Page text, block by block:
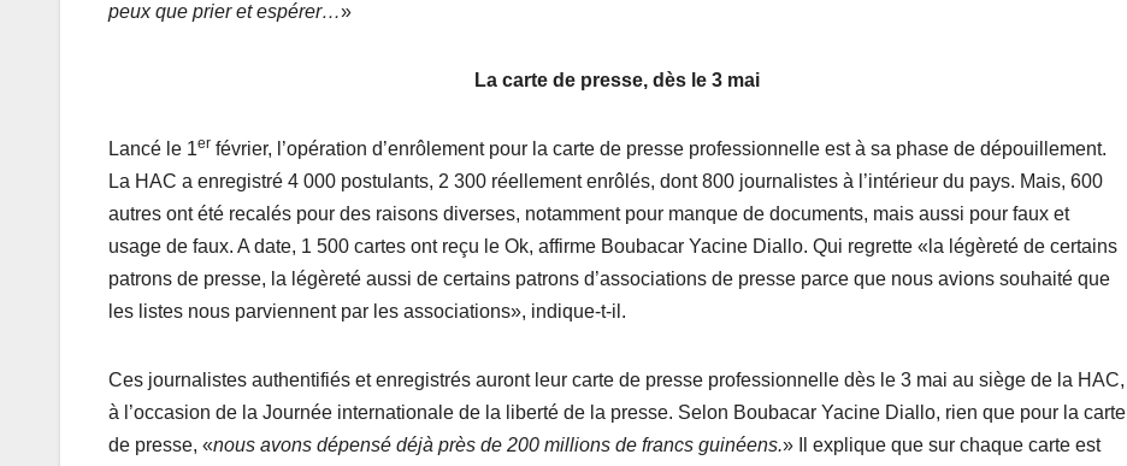
peux que prier et espérer…»
La carte de presse, dès le 3 mai
Lancé le 1er février, l’opération d’enrôlement pour la carte de presse professionnelle est à sa phase de dépouillement.
La HAC a enregistré 4 000 postulants, 2 300 réellement enrôlés, dont 800 journalistes à l’intérieur du pays. Mais, 600
autres ont été recalés pour des raisons diverses, notamment pour manque de documents, mais aussi pour faux et
usage de faux. A date, 1 500 cartes ont reçu le Ok, affirme Boubacar Yacine Diallo. Qui regrette «la légèreté de certains
patrons de presse, la légèreté aussi de certains patrons d’associations de presse parce que nous avions souhaité que
les listes nous parviennent par les associations», indique-t-il.
Ces journalistes authentifiés et enregistrés auront leur carte de presse professionnelle dès le 3 mai au siège de la HAC,
à l’occasion de la Journée internationale de la liberté de la presse. Selon Boubacar Yacine Diallo, rien que pour la carte
de presse, «nous avons dépensé déjà près de 200 millions de francs guinéens.» Il explique que sur chaque carte est